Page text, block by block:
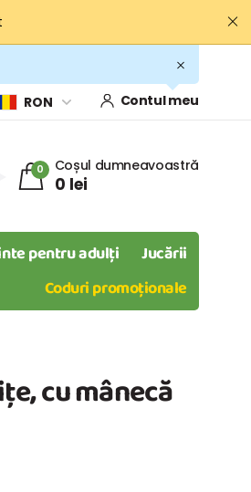
RON Contul meu
0 Coșul dumneavoastră
0 lei
pentru adulți
Jucării
Coduri promoționale
cu mânecă